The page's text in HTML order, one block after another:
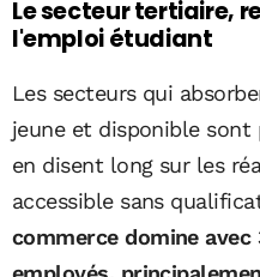
Le secteur tertiaire,
l'emploi étudiant
Les secteurs qui
jeune et disponible sont
en disent long sur les
accessible sans
commerce domine